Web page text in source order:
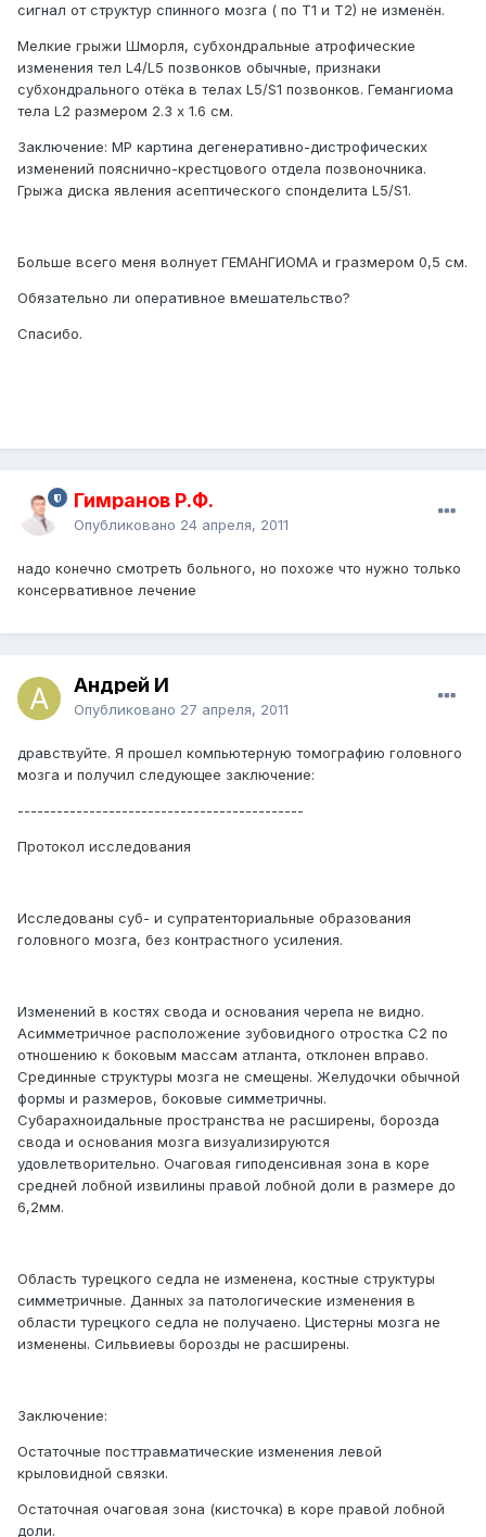
сигнал от структур спинного мозга ( по Т1 и Т2) не изменён.
Мелкие грыжи Шморля, субхондральные атрофические
изменения тел L4/L5 позвонков обычные, признаки
субхондрального отёка в телах L5/S1 позвонков. Гемангиома
тела L2 размером 2.3 х 1.6 см.
Заключение: МР картина дегенеративно-дистрофических
изменений пояснично-крестцового отдела позвоночника.
Грыжа диска явления асептического спонделита L5/S1.
Больше всего меня волнует ГЕМАНГИОМА и гразмером 0,5 см.
Обязательно ли оперативное вмешательство?
Спасибо.
Гимранов Р.Ф.
Опубликовано 24 апреля, 2011
надо конечно смотреть больного, но похоже что нужно только
консервативное лечение
Андрей И
Опубликовано 27 апреля, 2011
дравствуйте. Я прошел компьютерную томографию головного
мозга и получил следующее заключение:
--------------------------------------------
Протокол исследования
Исследованы суб- и супратенториальные образования
головного мозга, без контрастного усиления.
Изменений в костях свода и основания черепа не видно.
Асимметричное расположение зубовидного отростка С2 по
отношению к боковым массам атланта, отклонен вправо.
Срединные структуры мозга не смещены. Желудочки обычной
формы и размеров, боковые симметричны.
Субарахноидальные пространства не расширены, борозда
свода и основания мозга визуализируются
удовлетворительно. Очаговая гиподенсивная зона в коре
средней лобной извилины правой лобной доли в размере до
6,2мм.
Область турецкого седла не изменена, костные структуры
симметричные. Данных за патологические изменения в
области турецкого седла не получаено. Цистерны мозга не
изменены. Сильвиевы борозды не расширены.
Заключение:
Остаточные посттравматические изменения левой
крыловидной связки.
Остаточная очаговая зона (кисточка) в коре правой лобной
доли.